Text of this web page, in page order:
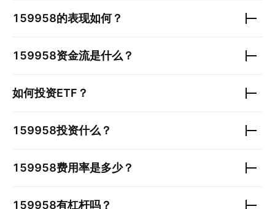
159958的表现如何？
159958资金流是什么？
如何投资ETF？
159958投资什么？
159958费用率是多少？
159958有杠杆吗？